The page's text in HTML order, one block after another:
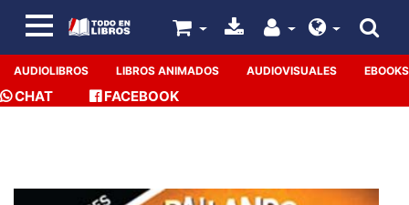
AUDIOLIBROS LIBROS ANIMADOS AUDIOVISUALES EBOOKS
CHAT FACEBOOK